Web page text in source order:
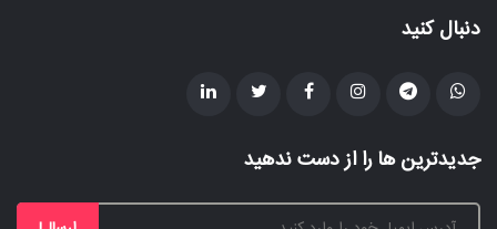
دنبال کنید
جدیدترین ها را از دست ندهید